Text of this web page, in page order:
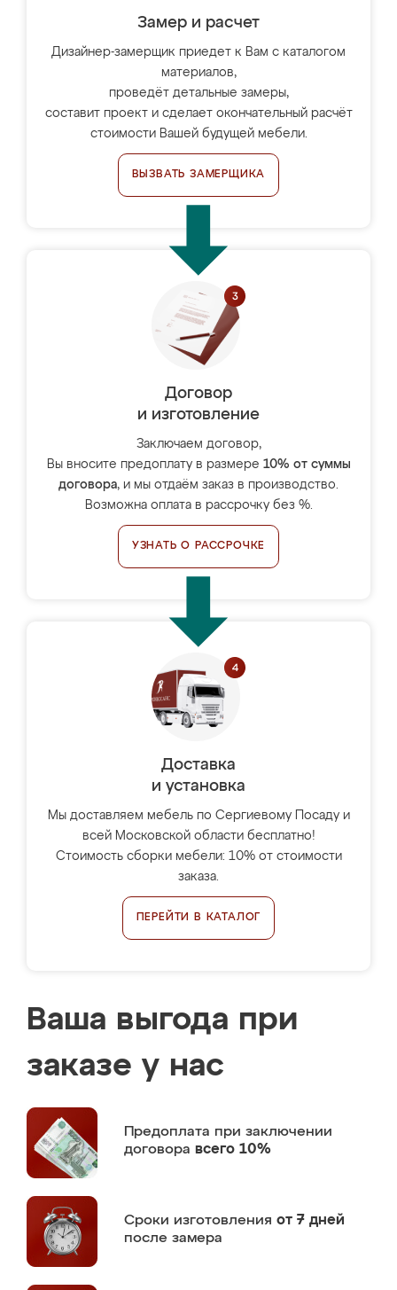
Замер и расчет
Дизайнер-замерщик приедет к Вам с каталогом
материалов,
проведёт детальные замеры,
составит проект и сделает окончательный расчёт
стоимости Вашей будущей мебели.
ВЫЗВАТЬ ЗАМЕРЩИКА
Договор
и изготовление
Заключаем договор,
Вы вносите предоплату в размере 10% от суммы
договора, и мы отдаём заказ в производство.
Возможна оплата в рассрочку без %.
УЗНАТЬ О РАССРОЧКЕ
Доставка
и установка
Мы доставляем мебель по Сергиевому Посаду и
всей Московской области бесплатно!
Стоимость сборки мебели: 10% от стоимости
заказа.
ПЕРЕЙТИ В КАТАЛОГ
Ваша выгода при
заказе у нас
Предоплата при заключении
договора всего 10%
Сроки изготовления от 7 дней
после замера